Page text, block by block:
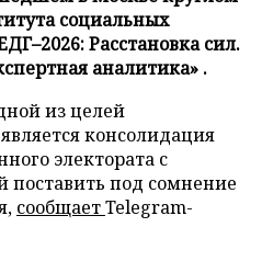
социальных
Расстановка сил.
аналитика» .
из целей
консолидация
электората с
под сомнение
сообщаетTelegram-